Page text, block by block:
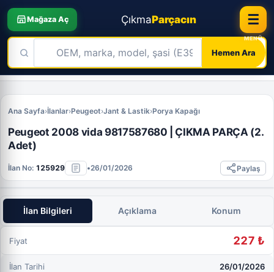
Mağaza Aç ÇıkmaParçacın
Hemen Ara
☰
Skip
content
Ana Sayfa›İlanlar›Peugeot›Jant & Lastik›Porya Kapağı
Peugeot 2008 vida 9817587680 | ÇIKMA PARÇA (2.
Adet)
İlan No: 125929 •26/01/2026 Paylaş
İlan Bilgileri Açıklama Konum
Fiyat 227 ₺
İlan Tarihi 26/01/2026